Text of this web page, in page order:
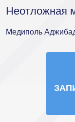
Неотложная
Медиполь